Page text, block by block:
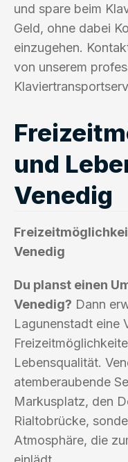
und spare beim
Geld, ohne dabei
einzugehen.
von unserem
und
Venedig
Venedig
Du planst einen
Venedig? Dann
Lagunenstadt eine
Lebensqualität.
atemberaubende
Markusplatz, den
Rialtobrücke,
Atmosphäre, die